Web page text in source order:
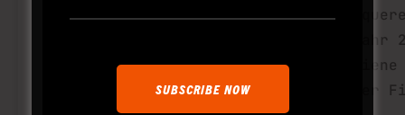
ein Rennen nach dem
im Jahr
Mudder